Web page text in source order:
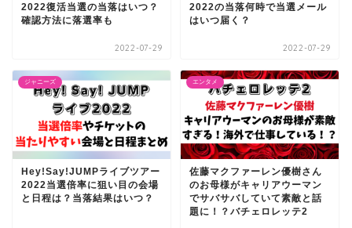
2022復活当選の当落はいつ？
確認方法に落選率も
2022-07-29
2022の当落何時で当選メール
はいつ届く？
2022-07-29
ジャニーズ
Hey!Say!JUMPライブツアー
2022当選倍率に狙い目の会場
と日程は？当落結果はいつ？
エンタメ
佐藤マクファーレン優樹さん
のお母様がキャリアウーマン
でサバサバしていて素敵と話
題に！？バチェロレッテ2